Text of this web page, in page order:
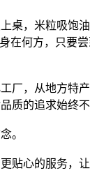
，米粒吸
何方，只要
，从地方
的追求始终
。
心的服务，